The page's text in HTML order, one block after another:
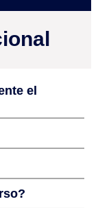
el